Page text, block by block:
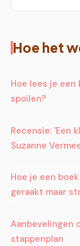
Hoe het
Hoe lees je
spoilen?
Recensie: 'Een
Suzanne
Hoe je een
geraakt maar
Aanbevelingen
stappenplan